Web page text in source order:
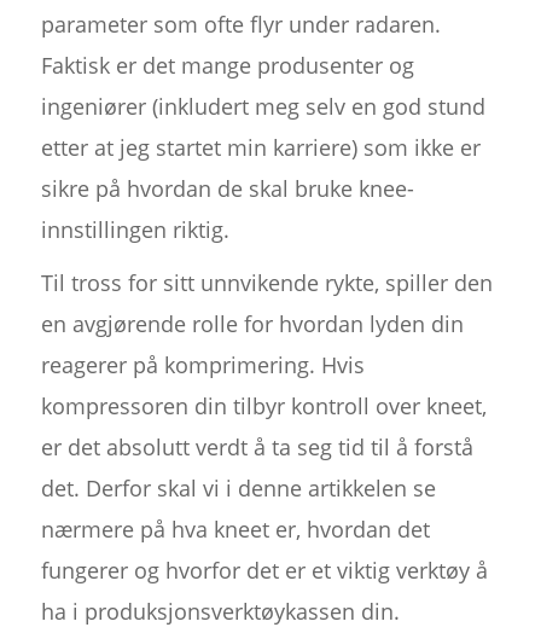
parameter som ofte flyr under radaren.
Faktisk er det mange produsenter og
ingeniører (inkludert meg selv en god stund
etter at jeg startet min karriere) som ikke er
sikre på hvordan de skal bruke knee-
innstillingen riktig.
Til tross for sitt unnvikende rykte, spiller den
en avgjørende rolle for hvordan lyden din
reagerer på komprimering. Hvis
kompressoren din tilbyr kontroll over kneet,
er det absolutt verdt å ta seg tid til å forstå
det. Derfor skal vi i denne artikkelen se
nærmere på hva kneet er, hvordan det
fungerer og hvorfor det er et viktig verktøy å
ha i produksjonsverktøykassen din.